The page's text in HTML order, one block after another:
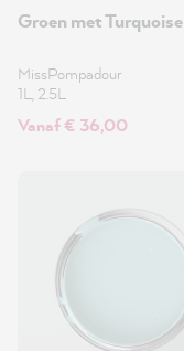
Groen met Turquoise
MissPompadour
1L, 2.5L
Vanaf € 36,00